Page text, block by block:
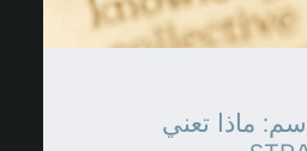
ماذا تعني